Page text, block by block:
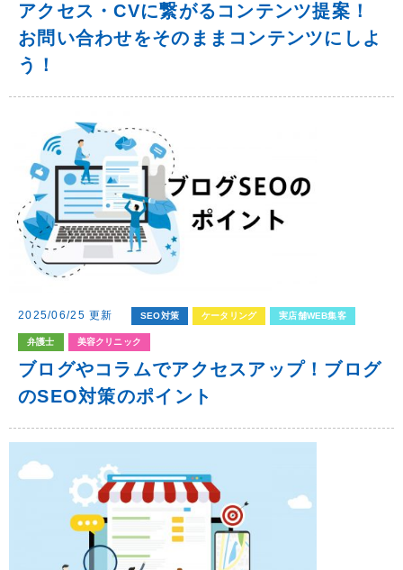
アクセス・CVに繋がるコンテンツ提案！
お問い合わせをそのままコンテンツにしよ
う！
2025/06/25 更新 SEO対策 ケータリング 実店舗WEB集客
弁護士 美容クリニック
ブログやコラムでアクセスアップ！ブログ
のSEO対策のポイント